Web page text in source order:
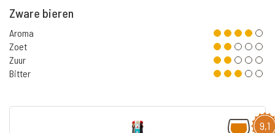
Zware bieren
Aroma
Zoet
Zuur
Bitter
9,1